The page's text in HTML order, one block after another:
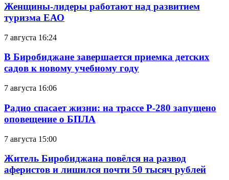
Женщины-лидеры работают над развитием
туризма ЕАО
7 августа 16:24
В Биробиджане завершается приемка детских
садов к новому учебному году
7 августа 16:06
Радио спасает жизни: на трассе Р-280 запущено
оповещение о БПЛА
7 августа 15:00
Житель Биробиджана повёлся на развод
аферистов и лишился почти 50 тысяч рублей